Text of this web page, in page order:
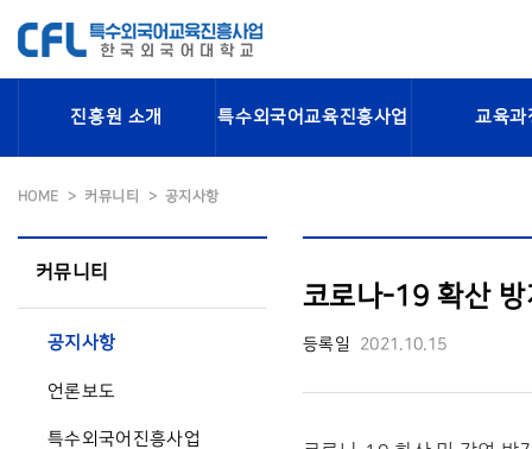
진흥원 소개 특수외국어교육진흥사업 교육과
HOME 커뮤니티 공지사항
커뮤니티
공지사항
언론보도
특수외국어진흥사업
코로나-19 확산
등록일 2021.10.15